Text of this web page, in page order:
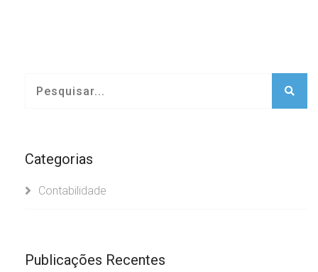
Categorias
Contabilidade
Publicações Recentes